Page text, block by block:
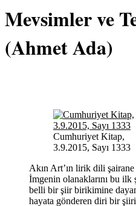
Mevsimler ve
(Ahmet Ada)
Cumhuriyet Kitap,
3.9.2015, Sayı 1333
Akın Art’ın lirik dili şairane
İmgenin olanaklarını bu
belli bir şiir birikimine
hayata gönderen diri bir